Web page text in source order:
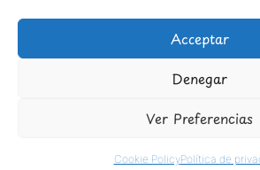
Acceptar
Denegar
Ver Preferencias
Cookie PolicyPolítica de